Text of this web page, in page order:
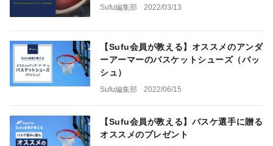
Sufu編集部 2022/03/13
【Sufu会員が教える】オススメのアンダ
ーアーマーのバスケットシューズ（バッ
シュ）
Sufu編集部 2022/06/15
【Sufu会員が教える】バスケ選手に贈る
オススメのプレゼント